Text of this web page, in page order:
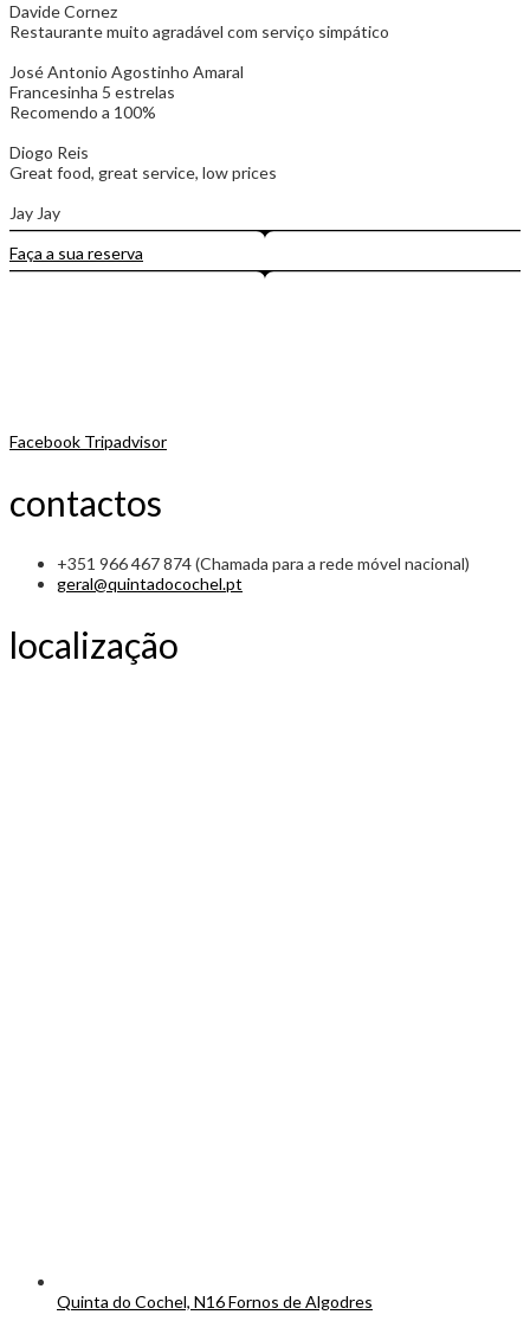
Davide Cornez
Restaurante muito agradável com serviço simpático
José Antonio Agostinho Amaral
Francesinha 5 estrelas
Recomendo a 100%
Diogo Reis
Great food, great service, low prices
Jay Jay
Faça a sua reserva
Facebook Tripadvisor
contactos
+351 966 467 874 (Chamada para a rede móvel nacional)
geral@quintadocochel.pt
localização
Quinta do Cochel, N16 Fornos de Algodres